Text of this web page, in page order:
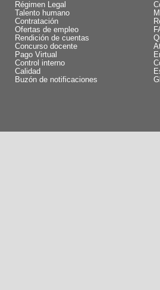
Régimen Legal
Talento humano
Contratación
Ofertas de empleo
Rendición de cuentas
Concurso docente
Pago Virtual
Control interno
Calidad
Buzón de notificaciones